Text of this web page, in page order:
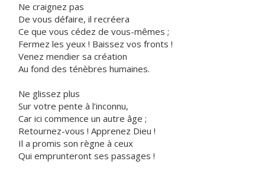
Ne craignez pas
De vous défaire, il recréera
Ce que vous cédez de vous-mêmes ;
Fermez les yeux ! Baissez vos fronts !
Venez mendier sa création
Au fond des ténèbres humaines.
Ne glissez plus
Sur votre pente à l’inconnu,
Car ici commence un autre âge ;
Retournez-vous ! Apprenez Dieu !
Il a promis son règne à ceux
Qui emprunteront ses passages !